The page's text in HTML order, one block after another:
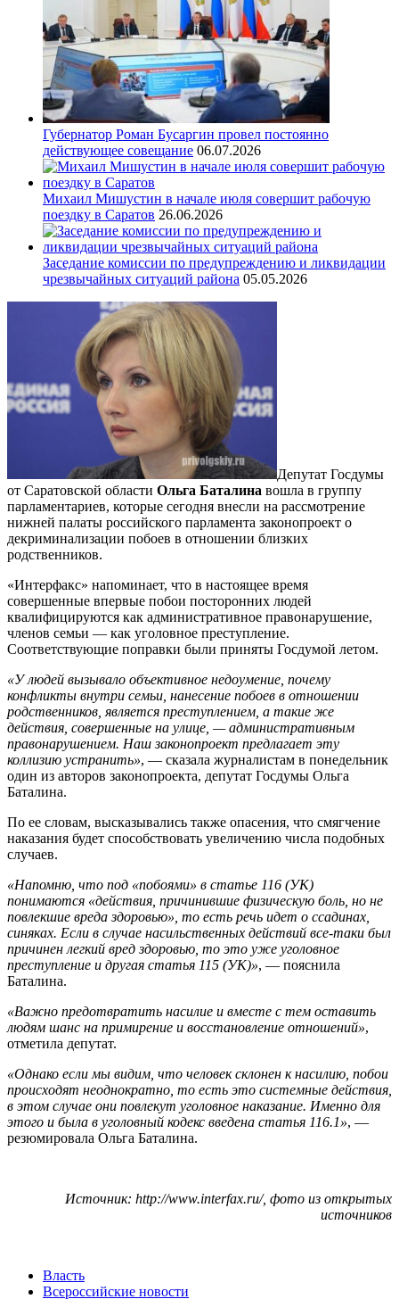
Губернатор Роман Бусаргин провел постоянно
действующее совещание 06.07.2026
Михаил Мишустин в начале июля совершит рабочую
поездку в Саратов 26.06.2026
Заседание комиссии по предупреждению и ликвидации
чрезвычайных ситуаций района 05.05.2026
Депутат Госдумы
от Саратовской области Ольга Баталина вошла в группу
парламентариев, которые сегодня внесли на рассмотрение
нижней палаты российского парламента законопроект о
декриминализации побоев в отношении близких
родственников.
«Интерфакс» напоминает, что в настоящее время
совершенные впервые побои посторонних людей
квалифицируются как административное правонарушение,
членов семьи — как уголовное преступление.
Соответствующие поправки были приняты Госдумой летом.
«У людей вызывало объективное недоумение, почему
конфликты внутри семьи, нанесение побоев в отношении
родственников, является преступлением, а такие же
действия, совершенные на улице, — административным
правонарушением. Наш законопроект предлагает эту
коллизию устранить», — сказала журналистам в понедельник
один из авторов законопроекта, депутат Госдумы Ольга
Баталина.
По ее словам, высказывались также опасения, что смягчение
наказания будет способствовать увеличению числа подобных
случаев.
«Напомню, что под «побоями» в статье 116 (УК)
понимаются «действия, причинившие физическую боль, но не
повлекшие вреда здоровью», то есть речь идет о ссадинах,
синяках. Если в случае насильственных действий все-таки был
причинен легкий вред здоровью, то это уже уголовное
преступление и другая статья 115 (УК)», — пояснила
Баталина.
«Важно предотвратить насилие и вместе с тем оставить
людям шанс на примирение и восстановление отношений»,
отметила депутат.
«Однако если мы видим, что человек склонен к насилию, побои
происходят неоднократно, то есть это системные действия,
в этом случае они повлекут уголовное наказание. Именно для
этого и была в уголовный кодекс введена статья 116.1», —
резюмировала Ольга Баталина.
Источник: http://www.interfax.ru/, фото из открытых
источников
Власть
Всероссийские новости